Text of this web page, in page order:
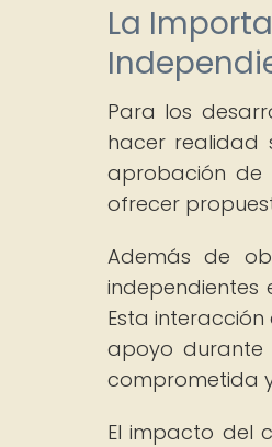
La
Para los
hacer realidad
aprobación de
ofrecer
Además de
independientes
Esta
apoyo durante
comprometida
El impacto del